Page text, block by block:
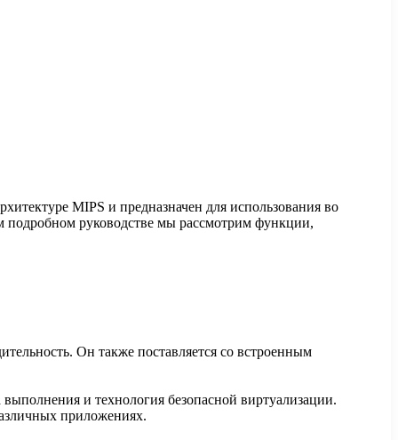
MIPS и предназначен для использования во
подробном руководстве мы рассмотрим функции,
Он также поставляется со встроенным
выполнения и технология безопасной виртуализации.
приложениях.